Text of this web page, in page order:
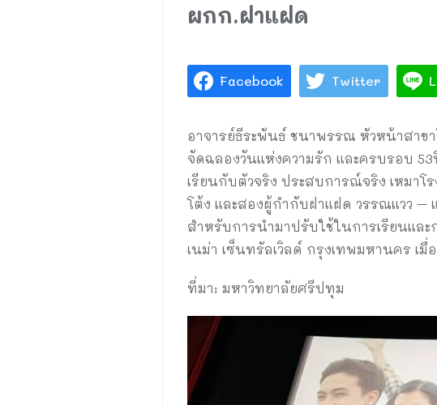
ผกก.ฝาแฝด
Facebook Twitter
อาจารย์ธีระพันธ์ ชนาพรรณ หัวหน้าสาข
จัดฉลองวันแห่งความรัก และครบรอบ
เรียนกับตัวจริง ประสบการณ์จริง เหมา
โต้ง และสองผู้กำกับฝาแฝด วรรณแวว
สำหรับการนำมาปรับใช้ในการเรียนแล
เนม่า เซ็นทรัลเวิลด์ กรุงเทพมหานคร เมื่อ
ที่มา: มหาวิทยาลัยศรีปทุม